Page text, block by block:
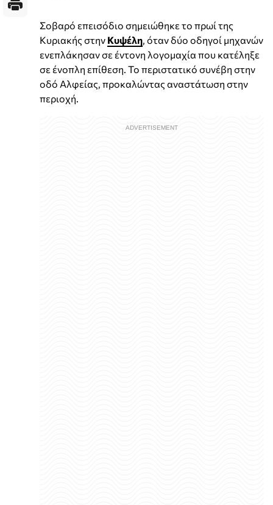
Σοβαρό επεισόδιο σημειώθηκε το πρωί της
Κυριακής στην Κυψέλη , όταν δύο οδηγοί μηχανών
ενεπλάκησαν σε έντονη λογομαχία που κατέληξε
σε ένοπλη επίθεση. Το περιστατικό συνέβη στην
οδό Αλφείας, προκαλώντας αναστάτωση στην
περιοχή.